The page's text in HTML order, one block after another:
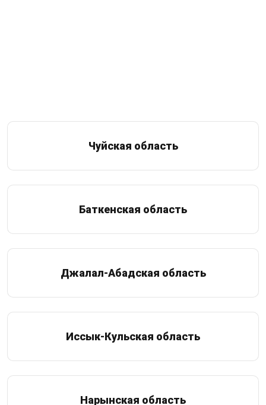
Чуйская область
Баткенская область
Джалал-Абадская область
Иссык-Кульская область
Нарынская область